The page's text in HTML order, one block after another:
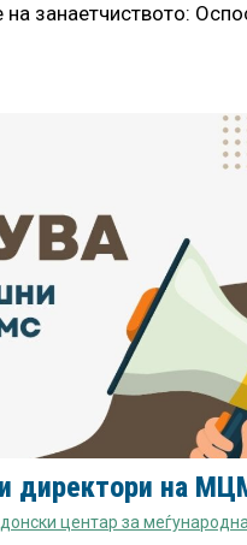
занаетчиството:
директори на
центар за